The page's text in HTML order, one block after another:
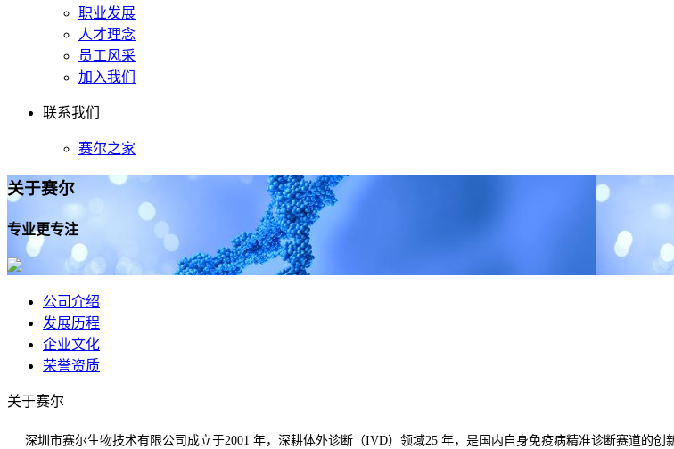
职业发展
人才理念
员工风采
加入我们
联系我们
赛尔之家
关于赛尔
专业更专注
公司介绍
发展历程
企业文化
荣誉资质
关于赛尔
深圳市赛尔生物技术有限公司成立于2001 年，深耕体外诊断（IVD）领域25 年，是国内自身免疫病精准诊断赛道的创